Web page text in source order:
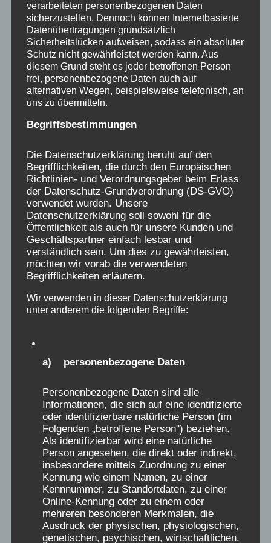
Gern könnt ihr auch unserenNewsletter
bestellen.
Für alle, die uns hier etwas aus ihrer
Verschickungsgeschichte aufschreiben,
sehen wir eure Erinnerungen als ein
Geschenk an uns an, das uns verpflichtet,
dafür zu kämpfen, dass das Unrecht, was uns
als Kindern passiert ist, restlos aufgeklärt
wird, den Hintergründen nachgegangen wird
und Politik und Trägerlandschaft auch ihre
Verantwortung erkennen.
Die auf dieser Seite öffentlich eingestellten
Erinnerungs-Berichte wurden ausdrücklich der
Webseite der „Initiative Verschickungskinder“
freigeben und nur für diese Seiten autorisiert.
Wer daraus ohne Quellenangabe und
Verschickungskinder e.V. oder des AEKV e.V.
zitiert, verstößt gegen das Urheberrecht.
Namen dürfen, auch nach der Genehmigung,
nur initialisiert genannt werden. Genehmigung
unter: aekv@verschickungsheime.de erfragen
Spenden für die „Initiative
Verschickungskinder“ über den
wissenschaftlichen Begleitverein:
verarbeiteten personenbezogenen Daten
sicherzustellen. Dennoch können Internetbasierte
Datenübertragungen grundsätzlich
Sicherheitslücken aufweisen, sodass ein absoluter
Schutz nicht gewährleistet werden kann. Aus
diesem Grund steht es jeder betroffenen Person
frei, personenbezogene Daten auch auf
alternativen Wegen, beispielsweise telefonisch, an
uns zu übermitteln.
Begriffsbestimmungen
Die Datenschutzerklärung beruht auf den
Begrifflichkeiten, die durch den Europäischen
Richtlinien- und Verordnungsgeber beim Erlass
der Datenschutz-Grundverordnung (DS-GVO)
verwendet wurden. Unsere
Datenschutzerklärung soll sowohl für die
Öffentlichkeit als auch für unsere Kunden und
Geschäftspartner einfach lesbar und
verständlich sein. Um dies zu gewährleisten,
möchten wir vorab die verwendeten
Begrifflichkeiten erläutern.
Wir verwenden in dieser Datenschutzerklärung
unter anderem die folgenden Begriffe:
a) personenbezogene Daten
Personenbezogene Daten sind alle
Informationen, die sich auf eine identifizierte
oder identifizierbare natürliche Person (im
Folgenden „betroffene Person") beziehen.
Als identifizierbar wird eine natürliche
Person angesehen, die direkt oder indirekt,
insbesondere mittels Zuordnung zu einer
Kennung wie einem Namen, zu einer
Kennnummer, zu Standortdaten, zu einer
Online-Kennung oder zu einem oder
mehreren besonderen Merkmalen, die
Ausdruck der physischen, physiologischen,
genetischen, psychischen, wirtschaftlichen,